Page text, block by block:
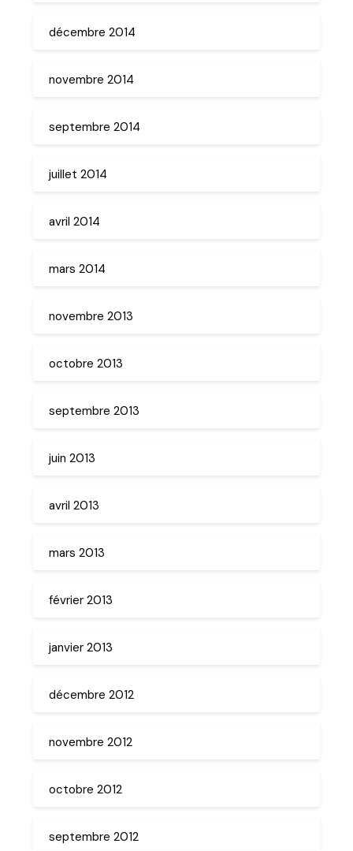
décembre 2014
novembre 2014
septembre 2014
juillet 2014
avril 2014
mars 2014
novembre 2013
octobre 2013
septembre 2013
juin 2013
avril 2013
mars 2013
février 2013
janvier 2013
décembre 2012
novembre 2012
octobre 2012
septembre 2012